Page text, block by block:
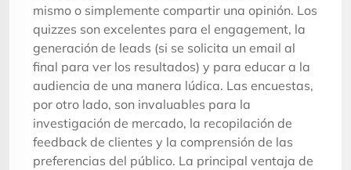
mismo o simplemente compartir una opinión. Los
quizzes son excelentes para el engagement, la
generación de leads (si se solicita un email al
final para ver los resultados) y para educar a la
audiencia de una manera lúdica. Las encuestas,
por otro lado, son invaluables para la
investigación de mercado, la recopilación de
feedback de clientes y la comprensión de las
preferencias del público. La principal ventaja de